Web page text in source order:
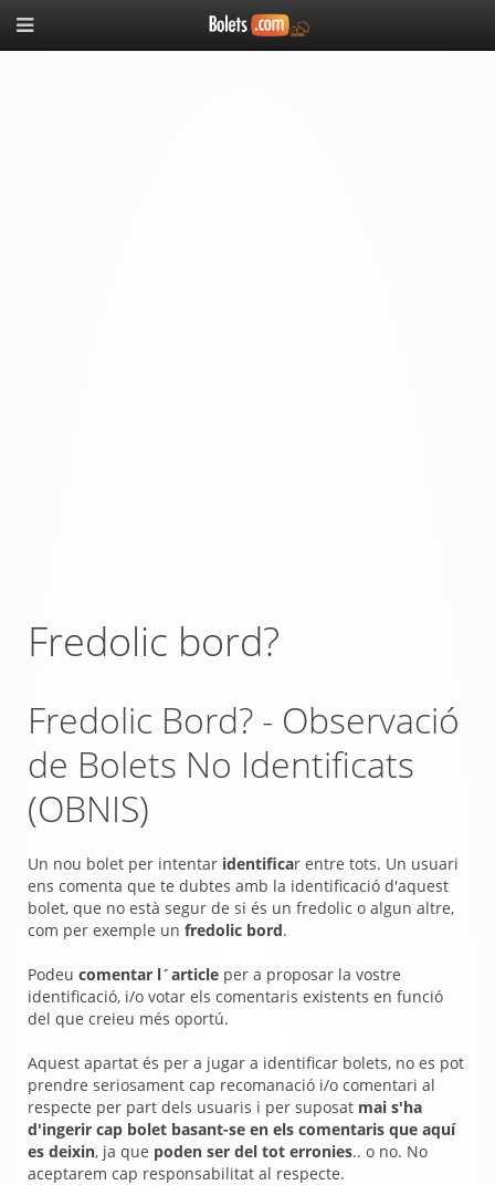
Fredolic bord?
Fredolic Bord? - Observació
de Bolets No Identificats
(OBNIS)
Un nou bolet per intentar identificar entre tots. Un usuari
ens comenta que te dubtes amb la identificació d'aquest
bolet, que no està segur de si és un fredolic o algun altre,
com per exemple un fredolic bord.
Podeu comentar l´article per a proposar la vostre
identificació, i/o votar els comentaris existents en funció
del que creieu més oportú.
Aquest apartat és per a jugar a identificar bolets, no es pot
prendre seriosament cap recomanació i/o comentari al
respecte per part dels usuaris i per suposat mai s'ha
d'ingerir cap bolet basant-se en els comentaris que aquí
es deixin, ja que poden ser del tot erronies.. o no. No
aceptarem cap responsabilitat al respecte.